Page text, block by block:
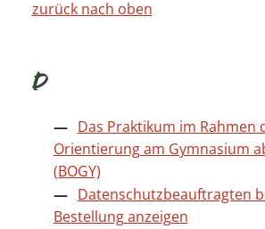
zurück nach oben
D
Das Praktikum im Rahmen
Orientierung am Gymnasium
(BOGY)
Datenschutzbeauftragten
Bestellung anzeigen